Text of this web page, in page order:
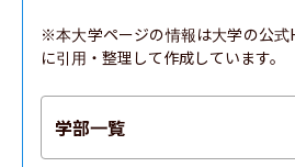
※本大学ページの情報は大学の公式
に引用・整理して作成しています。
学部一覧